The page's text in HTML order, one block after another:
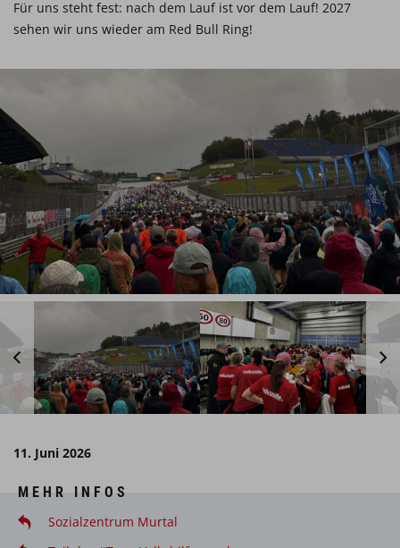
Für uns steht fest: nach dem Lauf ist vor dem Lauf! 2027
sehen wir uns wieder am Red Bull Ring!
11. Juni 2026
MEHR INFOS
Sozialzentrum Murtal